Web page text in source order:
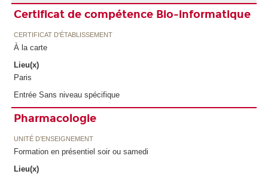
Certificat de compétence Bio-informatique
CERTIFICAT D'ÉTABLISSEMENT
À la carte
Lieu(x)
Paris
Entrée Sans niveau spécifique
Pharmacologie
UNITÉ D’ENSEIGNEMENT
Formation en présentiel soir ou samedi
Lieu(x)